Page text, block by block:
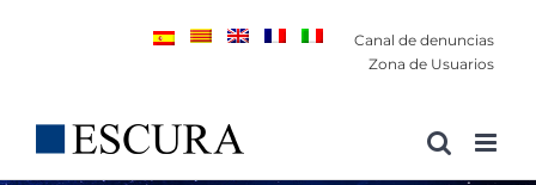
Canal de denuncias
Zona de Usuarios